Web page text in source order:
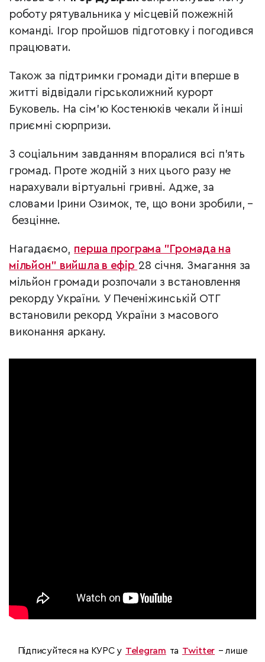
роботу рятувальника у місцевій пожежній
команді. Ігор пройшов підготовку і погодився
працювати.
Також за підтримки громади діти вперше в
житті відвідали гірськолижний курорт
Буковель. На сім’ю Костенюків чекали й інші
приємні сюрпризи.
З соціальним завданням впоралися всі п’ять
громад. Проте жодній з них цього разу не
нарахували віртуальні гривні. Адже, за
словами Ірини Озимок, те, що вони зробили, –
безцінне.
Нагадаємо, перша програма "Громада на
мільйон" вийшла в ефір 28 січня. Змагання за
мільйон громади розпочали з встановлення
рекорду України. У Печеніжинській ОТГ
встановили рекорд України з масового
виконання аркану.
Підписуйтеся на КУРС у Telegram та Twitter – лише